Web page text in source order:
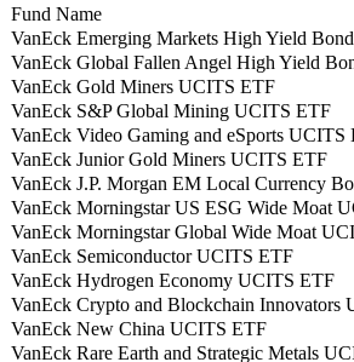
Fund Name
VanEck Emerging Markets High Yield
VanEck Global Fallen Angel High Yield
VanEck Gold Miners UCITS ETF
VanEck S&P Global Mining UCITS ETF
VanEck Video Gaming and eSports UCITS
VanEck Junior Gold Miners UCITS ETF
VanEck J.P. Morgan EM Local Currency
VanEck Morningstar US ESG Wide Moat
VanEck Morningstar Global Wide Moat
VanEck Semiconductor UCITS ETF
VanEck Hydrogen Economy UCITS ETF
VanEck Crypto and Blockchain Innovators
VanEck New China UCITS ETF
VanEck Rare Earth and Strategic Metals